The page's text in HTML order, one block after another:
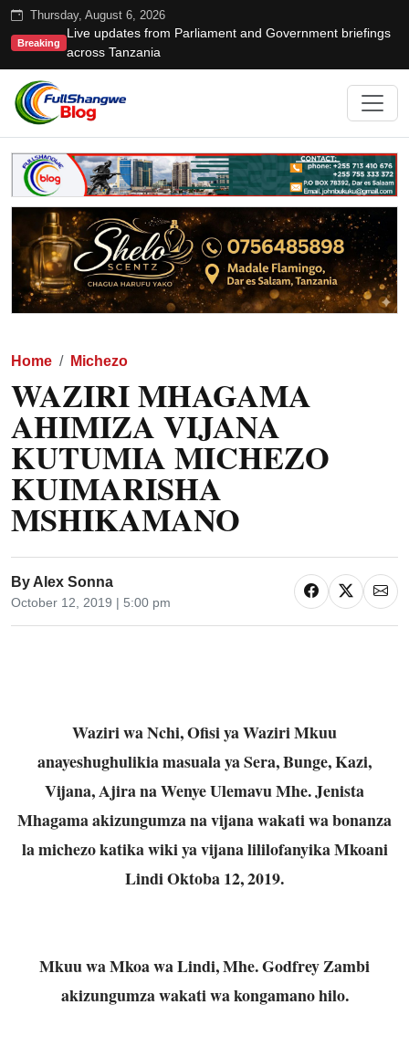
Thursday, August 6, 2026
Breaking
Live updates from Parliament and Government briefings
across Tanzania
Home Michezo
WAZIRI MHAGAMA
AHIMIZA VIJANA
KUTUMIA MICHEZO
KUIMARISHA
MSHIKAMANO
By Alex Sonna
October 12, 2019 | 5:00 pm
Waziri wa Nchi, Ofisi ya Waziri Mkuu
anayeshughulikia masuala ya Sera, Bunge, Kazi,
Vijana, Ajira na Wenye Ulemavu Mhe. Jenista
Mhagama akizungumza na vijana wakati wa bonanza
la michezo katika wiki ya vijana lililofanyika Mkoani
Lindi Oktoba 12, 2019.
Mkuu wa Mkoa wa Lindi, Mhe. Godfrey Zambi
akizungumza wakati wa kongamano hilo.